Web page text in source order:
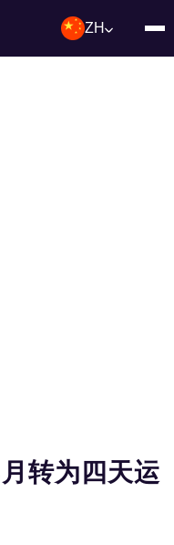
ZH
转为四天运